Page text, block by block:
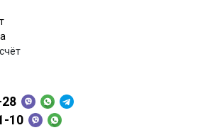
10